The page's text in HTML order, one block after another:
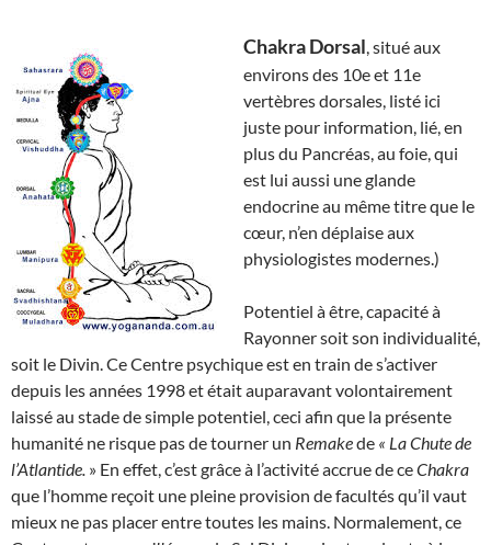
Chakra Dorsal, situé aux
environs des 10e et 11e
vertèbres dorsales, listé ici
juste pour information, lié, en
plus du Pancréas, au foie, qui
est lui aussi une glande
endocrine au même titre que le
cœur, n’en déplaise aux
physiologistes modernes.)
Potentiel à être, capacité à
Rayonner soit son individualité,
soit le Divin. Ce Centre psychique est en train de s’activer
depuis les années 1998 et était auparavant volontairement
laissé au stade de simple potentiel, ceci afin que la présente
humanité ne risque pas de tourner un Remakede « La Chute de
l’Atlantide. » En effet, c’est grâce à l’activité accrue de ceChakra
que l’homme reçoit une pleine provision de facultés qu’il vaut
mieux ne pas placer entre toutes les mains. Normalement, ce